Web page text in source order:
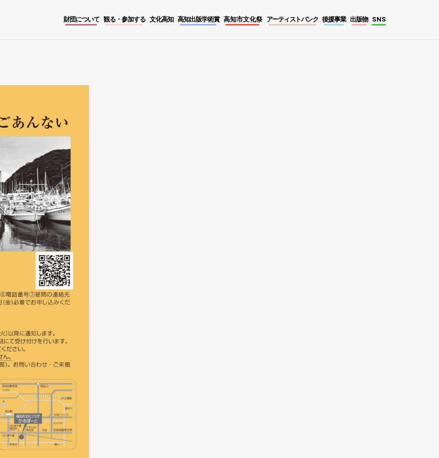
財団について 観る・参加する 文化高知 高知出版学術賞 高知市文化祭 アーティストバンク 後援事業 出版物 SNS